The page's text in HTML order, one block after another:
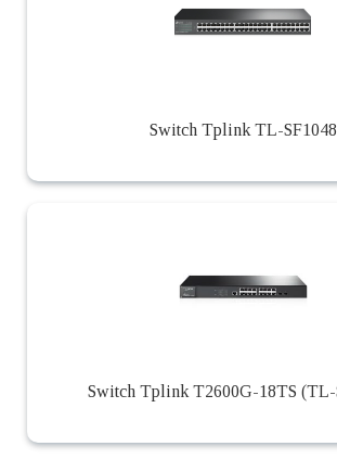
Switch Tplink TL-SF1048
Switch Tplink T2600G-18TS (TL-